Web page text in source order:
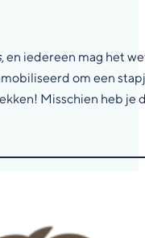
, en iedereen mag het
om een
Misschien heb je